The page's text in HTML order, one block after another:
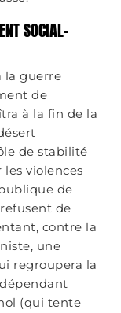
SOCIAL-
la guerre
de
à la fin de la
de stabilité
violences
de
de
contre la
une
regroupera la
(qui tente